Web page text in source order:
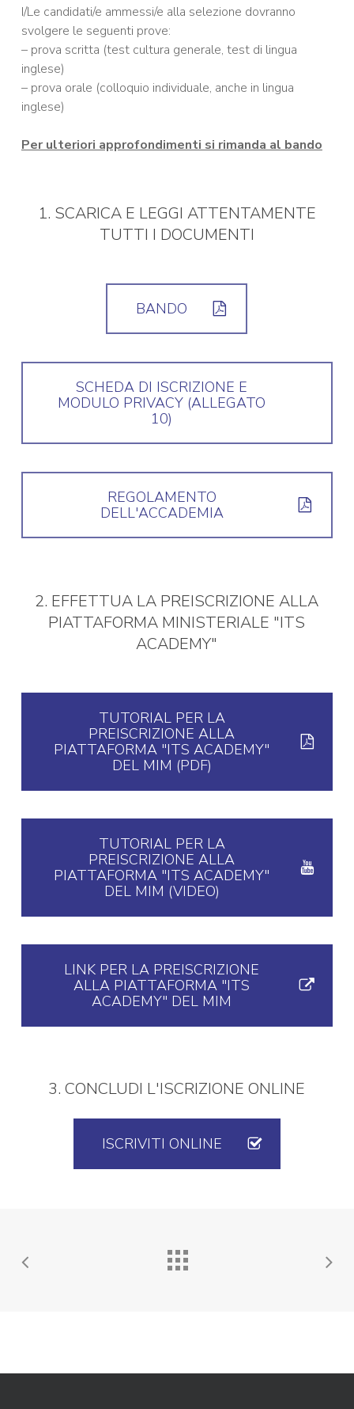
I/Le candidati/e ammessi/e alla selezione dovranno
svolgere le seguenti prove:
– prova scritta (test cultura generale, test di lingua
inglese)
– prova orale (colloquio individuale, anche in lingua
inglese)
Per ulteriori approfondimenti si rimanda al bando
1. SCARICA E LEGGI ATTENTAMENTE
TUTTI I DOCUMENTI
BANDO
SCHEDA DI ISCRIZIONE E
MODULO PRIVACY (ALLEGATO
10)
REGOLAMENTO
DELL'ACCADEMIA
2. EFFETTUA LA PREISCRIZIONE ALLA
PIATTAFORMA MINISTERIALE "ITS
ACADEMY"
TUTORIAL PER LA
PREISCRIZIONE ALLA
PIATTAFORMA "ITS ACADEMY"
DEL MIM (PDF)
TUTORIAL PER LA
PREISCRIZIONE ALLA
PIATTAFORMA "ITS ACADEMY"
DEL MIM (VIDEO)
LINK PER LA PREISCRIZIONE
ALLA PIATTAFORMA "ITS
ACADEMY" DEL MIM
3. CONCLUDI L'ISCRIZIONE ONLINE
ISCRIVITI ONLINE